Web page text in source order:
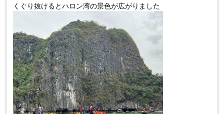
くぐり抜けるとハロン湾の景色が広がりました